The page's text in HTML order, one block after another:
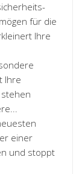
für die
Ihre
Ihre
einer
und stoppt